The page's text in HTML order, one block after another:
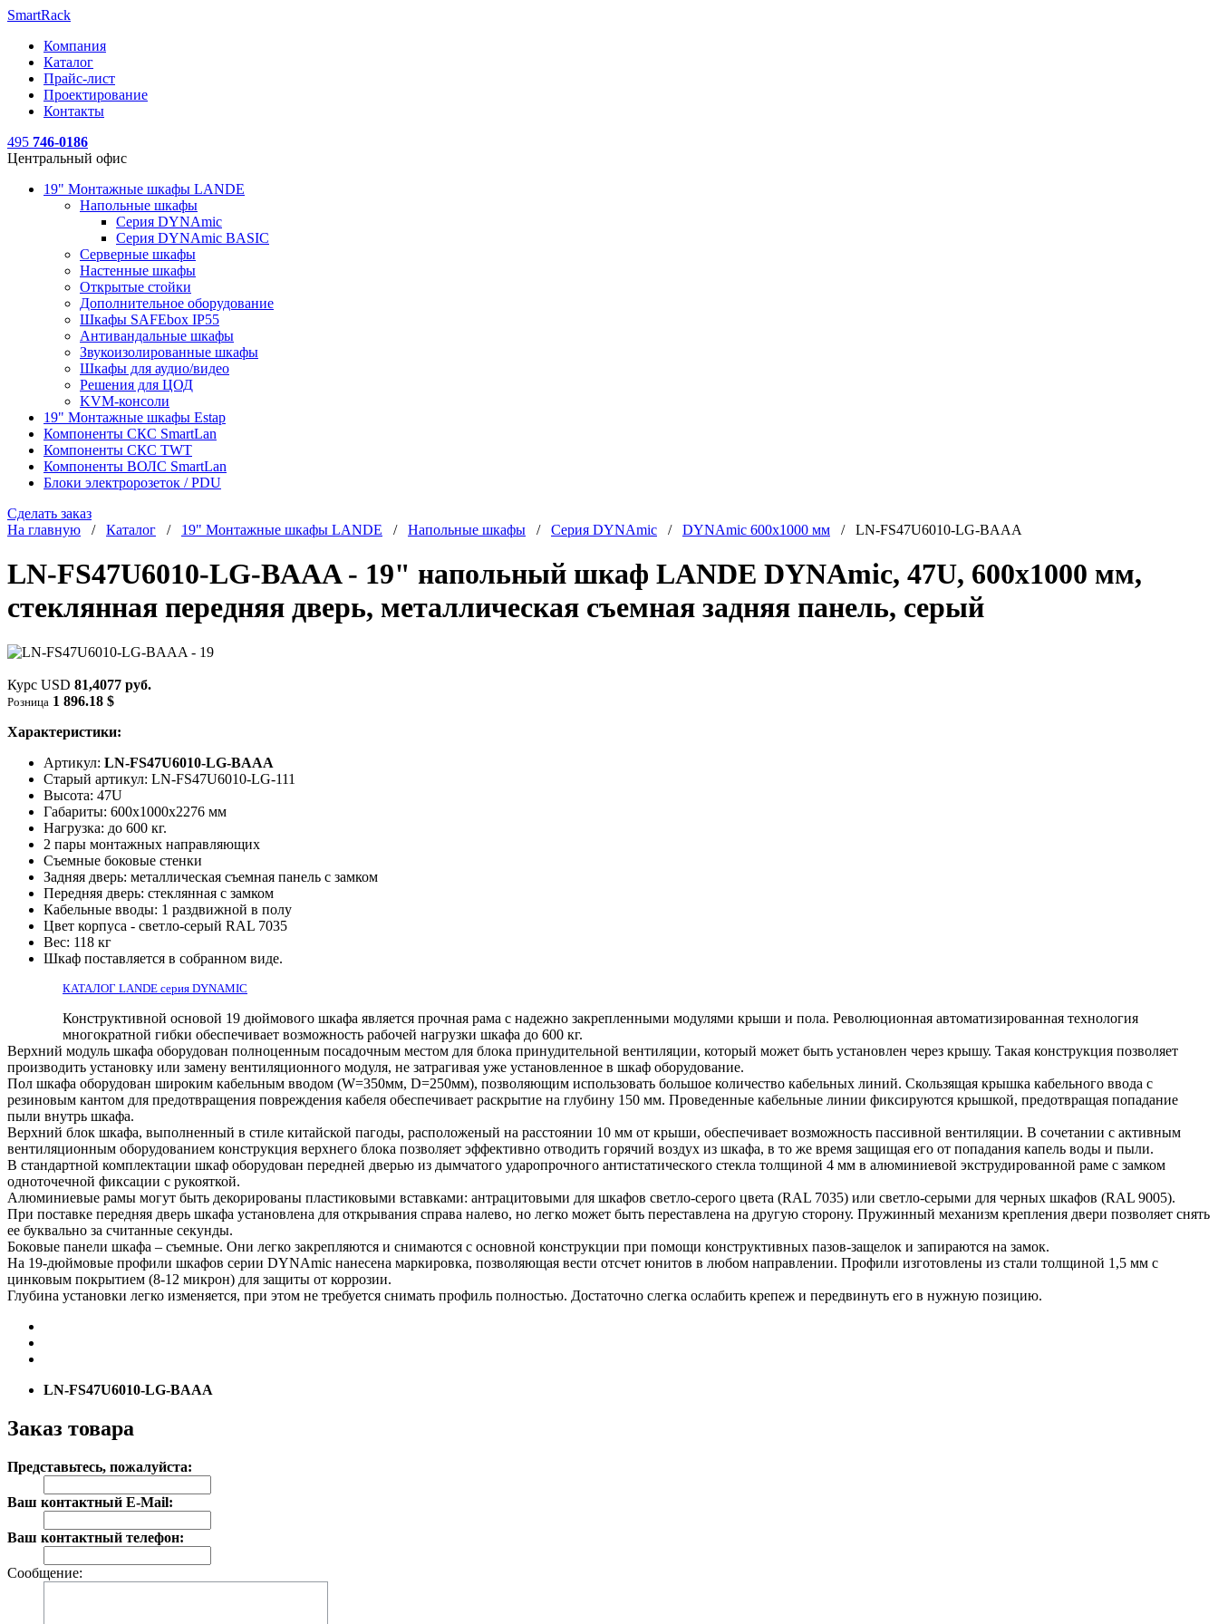
SmartRack
Компания
Каталог
Прайс-лист
Проектирование
Контакты
495 746-0186
Центральный офис
19" Монтажные шкафы LANDE
Напольные шкафы
Серия DYNAmic
Серия DYNAmic BASIC
Серверные шкафы
Настенные шкафы
Открытые стойки
Дополнительное оборудование
Шкафы SAFEbox IP55
Антивандальные шкафы
Звукоизолированные шкафы
Шкафы для аудио/видео
Решения для ЦОД
KVM-консоли
19" Монтажные шкафы Estap
Компоненты СКС SmartLan
Компоненты СКС TWT
Компоненты ВОЛС SmartLan
Блоки электророзеток / PDU
Сделать заказ
На главную / Каталог / 19" Монтажные шкафы LANDE / Напольные шкафы / Серия DYNAmic / DYNAmic 600x1000 мм / LN-FS47U6010-LG-BAAA
LN-FS47U6010-LG-BAAA - 19" напольный шкаф LANDE DYNAmic, 47U, 600x1000 мм,
стеклянная передняя дверь, металлическая съемная задняя панель, серый
Курс USD 81,4077 руб.
Розница 1 896.18 $
Характеристики:
Артикул: LN-FS47U6010-LG-BAAA
Старый артикул: LN-FS47U6010-LG-111
Высота: 47U
Габариты: 600х1000x2276 мм
Нагрузка: до 600 кг.
2 пары монтажных направляющих
Съемные боковые стенки
Задняя дверь: металлическая съемная панель с замком
Передняя дверь: стеклянная с замком
Кабельные вводы: 1 раздвижной в полу
Цвет корпуса - светло-серый RAL 7035
Вес: 118 кг
Шкаф поставляется в собранном виде.
КАТАЛОГ LANDE серия DYNAMIC
Конструктивной основой 19 дюймового шкафа является прочная рама с надежно закрепленными модулями крыши и пола. Революционная автоматизированная технология
многократной гибки обеспечивает возможность рабочей нагрузки шкафа до 600 кг.
Верхний модуль шкафа оборудован полноценным посадочным местом для блока принудительной вентиляции, который может быть установлен через крышу. Такая конструкция позволяет
производить установку или замену вентиляционного модуля, не затрагивая уже установленное в шкаф оборудование.
Пол шкафа оборудован широким кабельным вводом (W=350мм, D=250мм), позволяющим использовать большое количество кабельных линий. Скользящая крышка кабельного ввода с
резиновым кантом для предотвращения повреждения кабеля обеспечивает раскрытие на глубину 150 мм. Проведенные кабельные линии фиксируются крышкой, предотвращая попадание
пыли внутрь шкафа.
Верхний блок шкафа, выполненный в стиле китайской пагоды, расположеный на расстоянии 10 мм от крыши, обеспечивает возможность пассивной вентиляции. В сочетании с активным
вентиляционным оборудованием конструкция верхнего блока позволяет эффективно отводить горячий воздух из шкафа, в то же время защищая его от попадания капель воды и пыли.
В стандартной комплектации шкаф оборудован передней дверью из дымчатого ударопрочного антистатического стекла толщиной 4 мм в алюминиевой экструдированной раме с замком
одноточечной фиксации с рукояткой.
Алюминиевые рамы могут быть декорированы пластиковыми вставками: антрацитовыми для шкафов светло-серого цвета (RAL 7035) или светло-серыми для черных шкафов (RAL 9005).
При поставке передняя дверь шкафа установлена для открывания справа налево, но легко может быть переставлена на другую сторону. Пружинный механизм крепления двери позволяет снять
ее буквально за считанные секунды.
Боковые панели шкафа – съемные. Они легко закрепляются и снимаются с основной конструкции при помощи конструктивных пазов-защелок и запираются на замок.
На 19-дюймовые профили шкафов серии DYNAmic нанесена маркировка, позволяющая вести отсчет юнитов в любом направлении. Профили изготовлены из стали толщиной 1,5 мм с
цинковым покрытием (8-12 микрон) для защиты от коррозии.
Глубина установки легко изменяется, при этом не требуется снимать профиль полностью. Достаточно слегка ослабить крепеж и передвинуть его в нужную позицию.
LN-FS47U6010-LG-BAAA
Заказ товара
Представьтесь, пожалуйста:
Ваш контактный E-Mail:
Ваш контактный телефон:
Сообщение: